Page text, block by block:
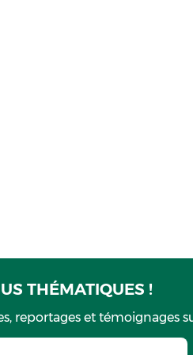
THÉMATIQUES !
reportages et témoignages